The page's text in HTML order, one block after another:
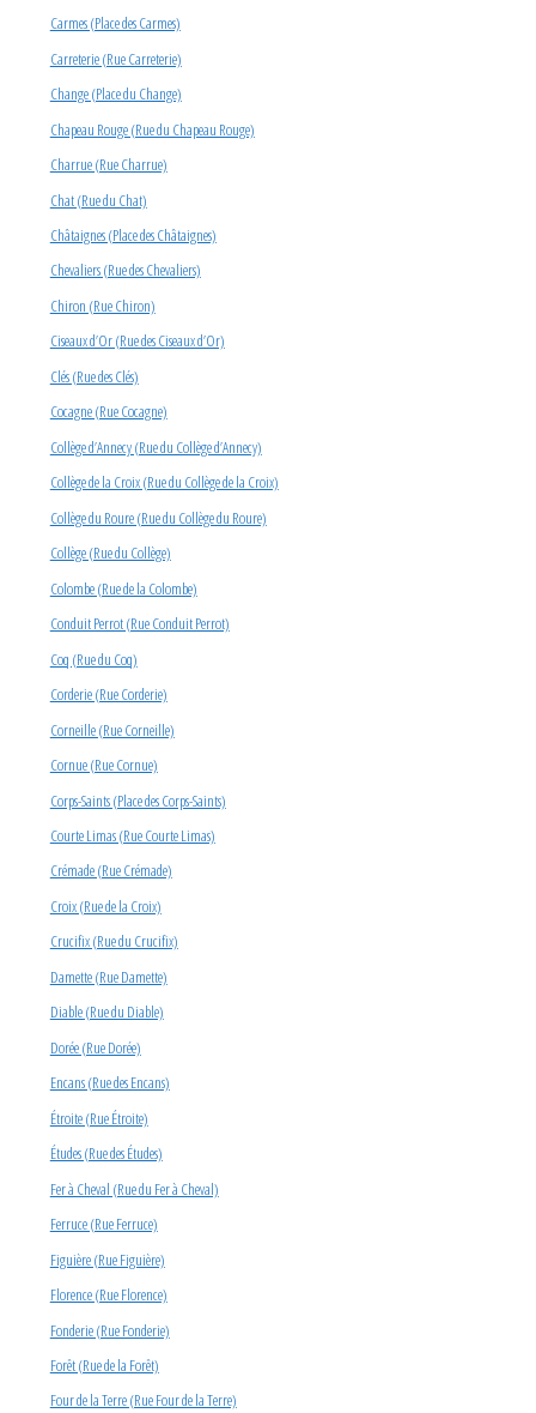
Carmes (Place des Carmes)
Carreterie (Rue Carreterie)
Change (Place du Change)
Chapeau Rouge (Rue du Chapeau Rouge)
Charrue (Rue Charrue)
Chat (Rue du Chat)
Châtaignes (Place des Châtaignes)
Chevaliers (Rue des Chevaliers)
Chiron (Rue Chiron)
Ciseaux d’Or (Rue des Ciseaux d’Or)
Clés (Rue des Clés)
Cocagne (Rue Cocagne)
Collège d’Annecy (Rue du Collège d’Annecy)
Collège de la Croix (Rue du Collège de la Croix)
Collège du Roure (Rue du Collège du Roure)
Collège (Rue du Collège)
Colombe (Rue de la Colombe)
Conduit Perrot (Rue Conduit Perrot)
Coq (Rue du Coq)
Corderie (Rue Corderie)
Corneille (Rue Corneille)
Cornue (Rue Cornue)
Corps-Saints (Place des Corps-Saints)
Courte Limas (Rue Courte Limas)
Crémade (Rue Crémade)
Croix (Rue de la Croix)
Crucifix (Rue du Crucifix)
Damette (Rue Damette)
Diable (Rue du Diable)
Dorée (Rue Dorée)
Encans (Rue des Encans)
Étroite (Rue Étroite)
Études (Rue des Études)
Fer à Cheval (Rue du Fer à Cheval)
Ferruce (Rue Ferruce)
Figuière (Rue Figuière)
Florence (Rue Florence)
Fonderie (Rue Fonderie)
Forêt (Rue de la Forêt)
Four de la Terre (Rue Four de la Terre)